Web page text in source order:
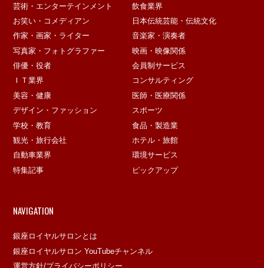
芸術・エンターテインメント
飲食業界
お笑い・コメディアン
日本伝統芸能・伝統文化
作家・画家・ライター
音楽家・演奏者
写真家・フォトグラファー
映画・映像関係
俳優・役者
会員制サービス
ＩＴ業界
コンサルティング
美容・健康
医師・医療関係
デザイン・ファッション
スポーツ
学校・教育
食品・製造業
観光・旅行会社
ホテル・旅館
自動車業界
環境サービス
特集記事
ピックアップ
NAVIGATION
銀座ロイヤルサロンとは
銀座ロイヤルサロン YouTubeチャンネル
運営方針/プライバシーポリシー